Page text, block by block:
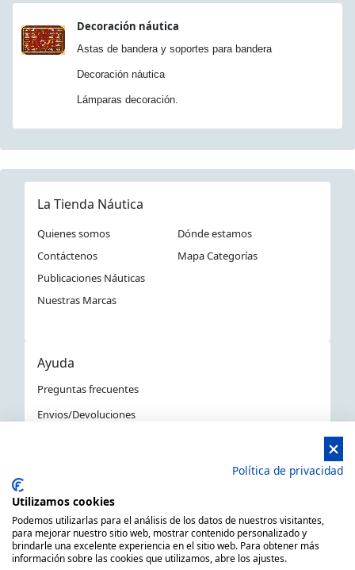
Decoración náutica
Astas de bandera y soportes para bandera
Decoración náutica
Lámparas decoración.
La Tienda Náutica
Quienes somos
Dónde estamos
Contáctenos
Mapa Categorías
Publicaciones Náuticas
Nuestras Marcas
Ayuda
Preguntas frecuentes
Envios/Devoluciones
La Tienda Náutica en Barcelona
Política de privacidad
Utilizamos cookies
Podemos utilizarlas para el análisis de los datos de nuestros visitantes,
para mejorar nuestro sitio web, mostrar contenido personalizado y
brindarle una excelente experiencia en el sitio web. Para obtener más
información sobre las cookies que utilizamos, abre los ajustes.